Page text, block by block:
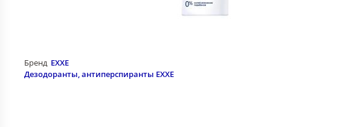
Бренд EXXE
Дезодоранты, антиперспиранты EXXE